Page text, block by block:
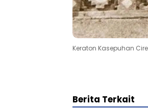
Keraton Kasepuhan
Berita Terkait